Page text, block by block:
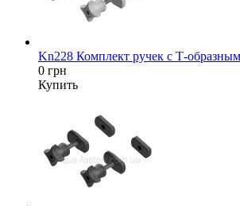
Kn228 Комплект ручек с Т-
0 грн
Купить